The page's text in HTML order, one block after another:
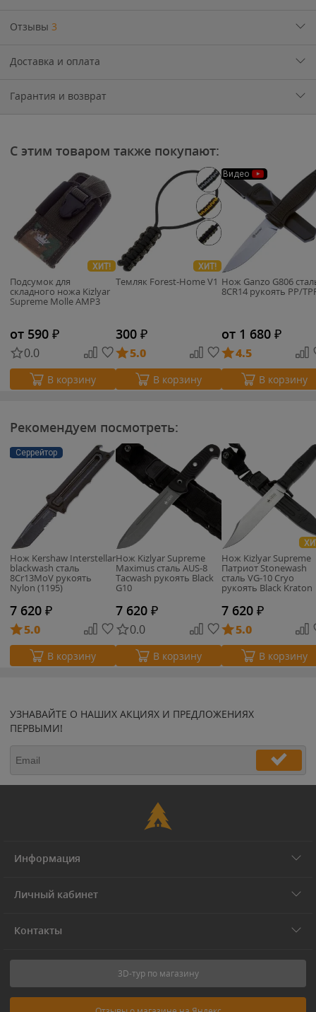
Отзывы 3
Доставка и оплата
Гарантия и возврат
С этим товаром также покупают:
ХИТ!
Подсумок для
складного ножа Kizlyar
Supreme Molle AMP3
от 590 ₽
0.0
В корзину
ХИТ!
Темляк Forest-Home V1
300 ₽
5.0
В корзину
Видео
Нож Ganzo G806
8CR14 рукоять PP/
от 1 680 ₽
4.5
В корзину
Рекомендуем посмотреть:
Серрейтор
Нож Kershaw Interstellar
blackwash cталь
8Cr13MoV рукоять
Nylon (1195)
7 620 ₽
5.0
В корзину
Нож Kizlyar Supreme
Maximus сталь AUS-8
Tacwash рукоять Black
G10
7 620 ₽
0.0
В корзину
Нож Kizlyar Supreme
Патриот Stonewash
сталь VG-10 Cryo
рукоять Black Kraton
7 620 ₽
5.0
В корзину
УЗНАВАЙТЕ О НАШИХ АКЦИЯХ И ПРЕДЛОЖЕНИЯХ
ПЕРВЫМИ!
Информация
Личный кабинет
Контакты
3D-тур по магазину